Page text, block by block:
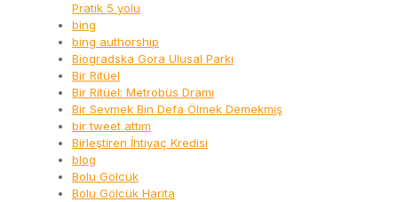
Pratik 5 yolu
bing
bing authorship
Biogradska Gora Ulusal Parkı
Bir Ritüel
Bir Ritüel: Metrobüs Dramı
Bir Sevmek Bin Defa Ölmek Demekmiş
bir tweet attım
Birleştiren İhtiyaç Kredisi
blog
Bolu Gölcük
Bolu Gölcük Harita